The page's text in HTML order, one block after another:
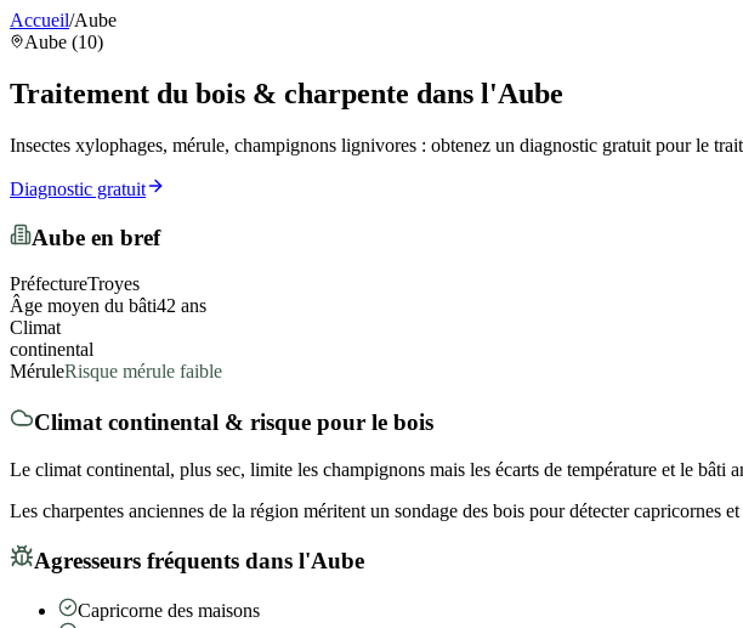
Accueil/Aube
Aube (10)
Traitement du bois & charpente dans l'Aube
Insectes xylophages, mérule, champignons lignivores : obtenez un diagnostic gratuit pour le
Diagnostic gratuit
Aube en bref
PréfectureTroyes
Âge moyen du bâti42 ans
Climat
continental
MéruleRisque mérule faible
Climat continental & risque pour le bois
Le climat continental, plus sec, limite les champignons mais les écarts de température et le bâti
Les charpentes anciennes de la région méritent un sondage des bois pour détecter capricornes
Agresseurs fréquents dans l'Aube
Capricorne des maisons